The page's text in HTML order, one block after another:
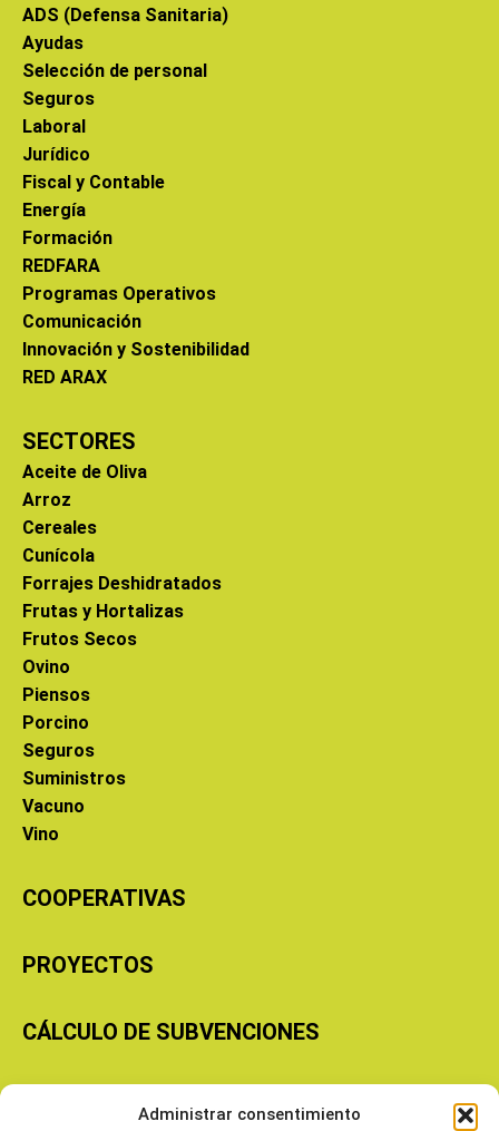
Administrar consentimiento
ADS (Defensa Sanitaria)
Ayudas
Selección de personal
Seguros
Laboral
Jurídico
Fiscal y Contable
Energía
Formación
REDFARA
Programas Operativos
Comunicación
Innovación y Sostenibilidad
RED ARAX
SECTORES
Aceite de Oliva
Arroz
Cereales
Cunícola
Forrajes Deshidratados
Frutas y Hortalizas
Frutos Secos
Ovino
Piensos
Porcino
Seguros
Suministros
Vacuno
Vino
COOPERATIVAS
PROYECTOS
CÁLCULO DE SUBVENCIONES